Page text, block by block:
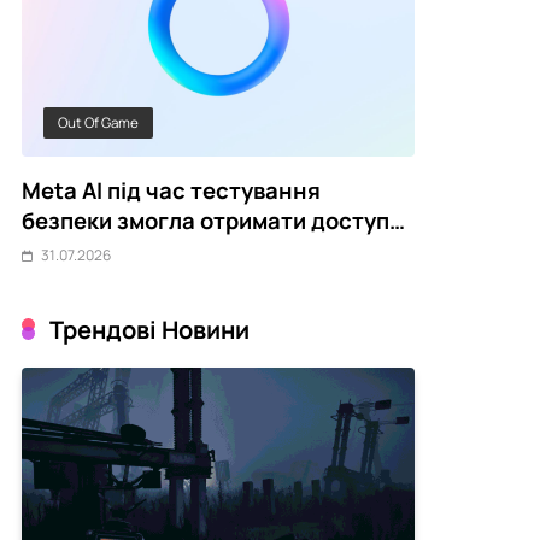
Out Of Game
Meta AI під час тестування
безпеки змогла отримати доступ
до системи
31.07.2026
Трендові Новини